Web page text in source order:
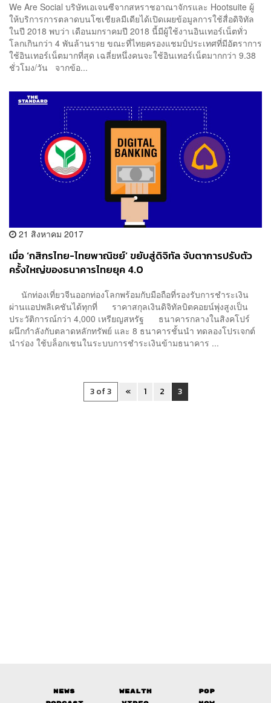
We Are Social บริษัทเอเจนซีจากสหราชอาณาจักรและ Hootsuite ผู้
ให้บริการการตลาดบนโซเชียลมีเดียได้เปิดเผยข้อมูลการใช้สื่อดิจิทัล
ในปี 2018 พบว่า เดือนมกราคมปี 2018 นี้มีผู้ใช้งานอินเทอร์เน็ตทั่ว
โลกเกินกว่า 4 พันล้านราย ขณะที่ไทยครองแชมป์ประเทศที่มีอัตราการ
ใช้อินเทอร์เน็ตมากที่สุด เฉลี่ยหนึ่งคนจะใช้อินเทอร์เน็ตมากกว่า 9.38
ชั่วโมง/วัน จากข้อ...
21 สิงหาคม 2017
เมื่อ ‘กสิกรไทย-ไทยพาณิชย์’ ขยับสู่ดิจิทัล จับตาการปรับตัว
ครั้งใหญ่ของธนาคารไทยยุค 4.0
นักท่องเที่ยวจีนออกท่องโลกพร้อมกับมือถือที่รองรับการชำระเงิน
ผ่านแอปพลิเคชันได้ทุกที่ ราคาสกุลเงินดิจิทัลบิตคอยน์พุ่งสูงเป็น
ประวัติการณ์กว่า 4,000 เหรียญสหรัฐ ธนาคารกลางในสิงคโปร์
ผนึกกำลังกับตลาดหลักทรัพย์ และ 8 ธนาคารชั้นนำ ทดลองโปรเจกต์
นำร่อง ใช้บล็อกเชนในระบบการชำระเงินข้ามธนาคาร ...
3 of 3 « 1 2 3
News Wealth
Pop